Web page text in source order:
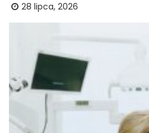
28 lipca, 2026